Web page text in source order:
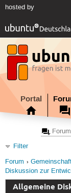
hosted by
Portal
Filter
Forum
Diskussion zur
Allgemeine